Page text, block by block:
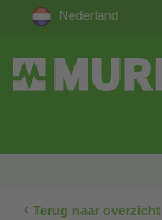
Nederland
‹ Terug naar overzicht